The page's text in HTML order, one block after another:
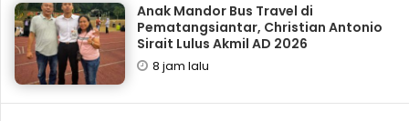
Anak Mandor Bus Travel di
Pematangsiantar, Christian Antonio
Sirait Lulus Akmil AD 2026
8 jam lalu